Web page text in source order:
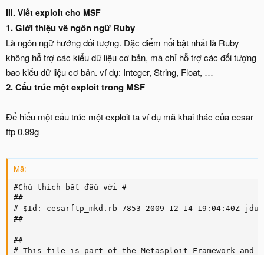
III. Viết exploit cho MSF
1. Giới thiệu về ngôn ngữ Ruby
Là ngôn ngữ hướng đối tượng. Đặc điểm nổi bật nhất là Ruby
không hỗ trợ các kiểu dữ liệu cơ bản, mà chỉ hỗ trợ các đối tượng
bao kiểu dữ liệu cơ bản. ví dụ: Integer, String, Float, …
2. Cấu trúc một exploit trong MSF
Để hiểu một cấu trúc một exploit ta ví dụ mã khai thác của cesar
ftp 0.99g
Mã:
#Chú thích bắt đầu với #
##
# $Id: cesarftp_mkd.rb 7853 2009-12-14 19:04:40Z
##
##
# This file is part of the Metasploit Framework and